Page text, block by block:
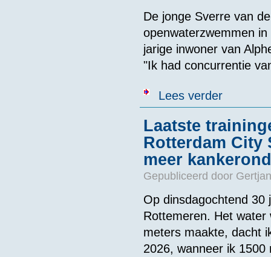
De jonge Sverre van
openwaterzwemmen
jarige inwoner van
"Ik had concurrentie
Lees verderover Jonge
Laatste
Rotterdam City
meer
Gepubliceerd door
Op dinsdagochtend 30
Rottemeren. Het
meters maakte, dacht
2026, wanneer ik